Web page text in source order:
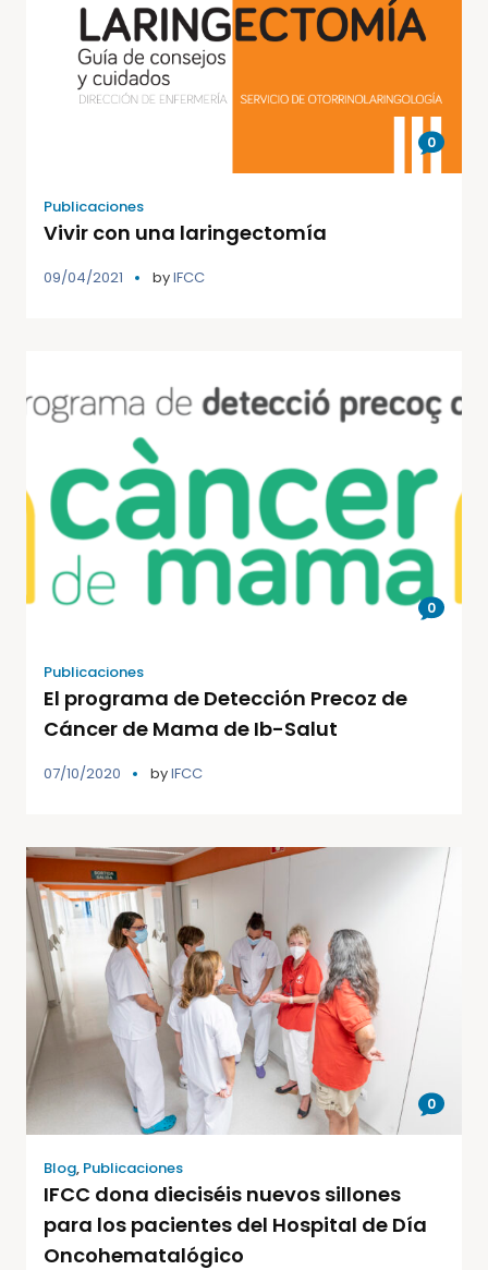
0
Publicaciones
Vivir con una laringectomía
09/04/2021 byIFCC
0
Publicaciones
El programa de Detección Precoz de
Cáncer de Mama de Ib-Salut
07/10/2020 byIFCC
0
Blog, Publicaciones
IFCC dona dieciséis nuevos sillones
para los pacientes del Hospital de Día
Oncohematalógico